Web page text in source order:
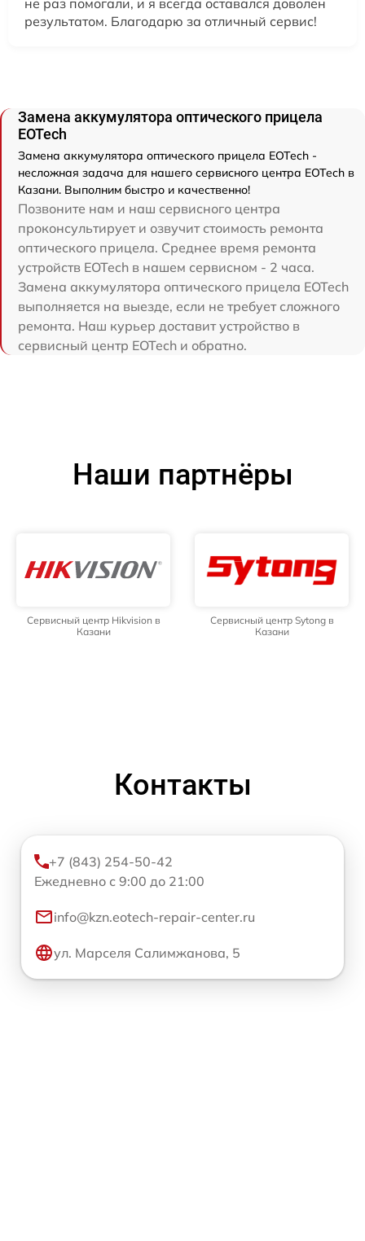
не раз помогали, и я всегда оставался доволен
результатом. Благодарю за отличный сервис!
Замена аккумулятора оптического прицела
EOTech
Замена аккумулятора оптического прицела EOTech -
несложная задача для нашего сервисного центра EOTech в
Казани. Выполним быстро и качественно!
Позвоните нам и наш сервисного центра
проконсультирует и озвучит стоимость ремонта
оптического прицела. Среднее время ремонта
устройств EOTech в нашем сервисном - 2 часа.
Замена аккумулятора оптического прицела EOTech
выполняется на выезде, если не требует сложного
ремонта. Наш курьер доставит устройство в
сервисный центр EOTech и обратно.
Наши партнёры
Сервисный центр Hikvision в
Казани
Сервисный центр Sytong в
Казани
Контакты
+7 (843) 254-50-42
Ежедневно с 9:00 до 21:00
info@kzn.eotech-repair-center.ru
ул. Марселя Салимжанова, 5